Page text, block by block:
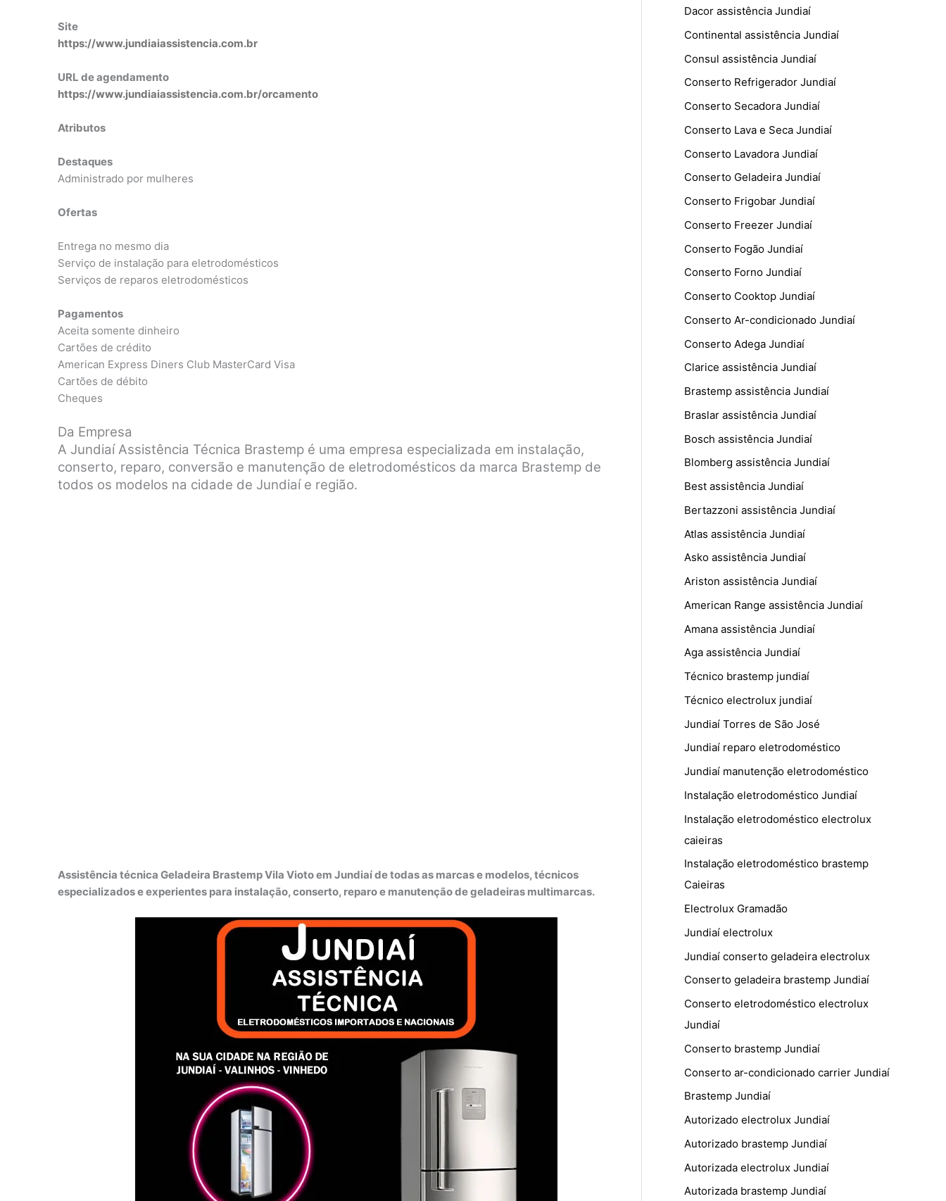
Site
https://www.jundiaiassistencia.com.br
URL de agendamento
https://www.jundiaiassistencia.com.br/orcamento
Atributos
Destaques
Administrado por mulheres
Ofertas
Entrega no mesmo dia
Serviço de instalação para eletrodomésticos
Serviços de reparos eletrodomésticos
Pagamentos
Aceita somente dinheiro
Cartões de crédito
American Express Diners Club MasterCard Visa
Cartões de débito
Cheques
Da Empresa
A Jundiaí Assistência Técnica Brastemp é uma empresa especializada em instalação,
conserto, reparo, conversão e manutenção de eletrodomésticos da marca Brastemp de
todos os modelos na cidade de Jundiaí e região.
Assistência técnica Geladeira Brastemp Vila Vioto em Jundiaí de todas as marcas e modelos, técnicos
especializados e experientes para instalação, conserto, reparo e manutenção de geladeiras multimarcas.
Dacor assistência Jundiaí
Continental assistência Jundiaí
Consul assistência Jundiaí
Conserto Refrigerador Jundiaí
Conserto Secadora Jundiaí
Conserto Lava e Seca Jundiaí
Conserto Lavadora Jundiaí
Conserto Geladeira Jundiaí
Conserto Frigobar Jundiaí
Conserto Freezer Jundiaí
Conserto Fogão Jundiaí
Conserto Forno Jundiaí
Conserto Cooktop Jundiaí
Conserto Ar-condicionado Jundiaí
Conserto Adega Jundiaí
Clarice assistência Jundiaí
Brastemp assistência Jundiaí
Braslar assistência Jundiaí
Bosch assistência Jundiaí
Blomberg assistência Jundiaí
Best assistência Jundiaí
Bertazzoni assistência Jundiaí
Atlas assistência Jundiaí
Asko assistência Jundiaí
Ariston assistência Jundiaí
American Range assistência Jundiaí
Amana assistência Jundiaí
Aga assistência Jundiaí
Técnico brastemp jundiaí
Técnico electrolux jundiaí
Jundiaí Torres de São José
Jundiaí reparo eletrodoméstico
Jundiaí manutenção eletrodoméstico
Instalação eletrodoméstico Jundiaí
Instalação eletrodoméstico electrolux
caieiras
Instalação eletrodoméstico brastemp
Caieiras
Electrolux Gramadão
Jundiaí electrolux
Jundiaí conserto geladeira electrolux
Conserto geladeira brastemp Jundiaí
Conserto eletrodoméstico electrolux
Jundiaí
Conserto brastemp Jundiaí
Conserto ar-condicionado carrier Jundiaí
Brastemp Jundiaí
Autorizado electrolux Jundiaí
Autorizado brastemp Jundiaí
Autorizada electrolux Jundiaí
Autorizada brastemp Jundiaí